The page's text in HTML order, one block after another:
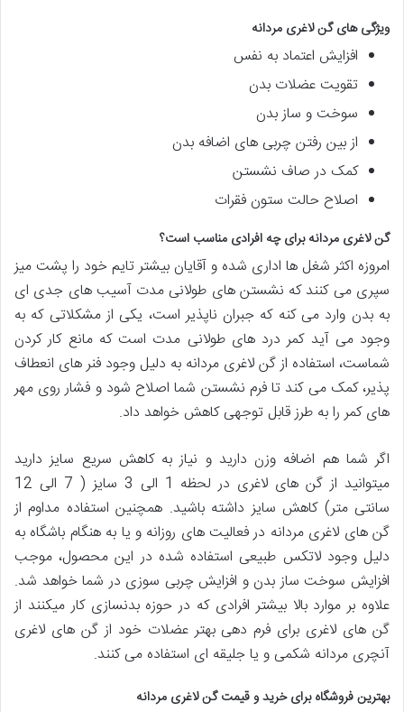
ویژگی های گن لاغری مردانه
افزایش اعتماد به نفس
تقویت عضلات بدن
سوخت و ساز بدن
از بین رفتن چربی های اضافه بدن
کمک در صاف نشستن
اصلاح حالت ستون فقرات
گن لاغری مردانه برای چه افرادی مناسب است؟
امروزه اکثر شغل ها اداری شده و آقایان بیشتر تایم خود را پشت میز
سپری می کنند که نشستن های طولانی مدت آسیب های جدی ای
به بدن وارد می کنه که جبران ناپذیر است، یکی از مشکلاتی که به
وجود می آید کمر درد های طولانی مدت است که مانع کار کردن
شماست، استفاده از گن لاغری مردانه به دلیل وجود فنر های انعطاف
پذیر، کمک می کند تا فرم نشستن شما اصلاح شود و فشار روی مهر
های کمر را به طرز قابل توجهی کاهش خواهد داد.
اگر شما هم اضافه وزن دارید و نیاز به کاهش سریع سایز دارید
میتوانید از گن های لاغری در لحظه 1 الی 3 سایز ( 7 الی 12
سانتی متر) کاهش سایز داشته باشید. همچنین استفاده مداوم از
گن های لاغری مردانه در فعالیت های روزانه و یا به هنگام باشگاه به
دلیل وجود لاتکس طبیعی استفاده شده در این محصول، موجب
افزایش سوخت ساز بدن و افزایش چربی سوزی در شما خواهد شد.
علاوه بر موارد بالا بیشتر افرادی که در حوزه بدنسازی کار میکنند از
گن های لاغری برای فرم دهی بهتر عضلات خود از گن های لاغری
آنچری مردانه شکمی و یا جلیقه ای استفاده می کنند.
بهترین فروشگاه برای خرید و قیمت گن لاغری مردانه